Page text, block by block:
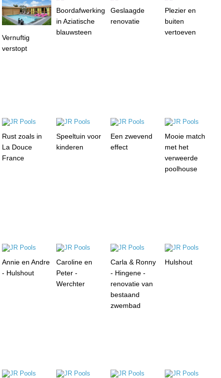
Vernuftig
verstopt
Boordafwerking
in Aziatische
blauwsteen
Geslaagde
renovatie
Plezier en
buiten
vertoeven
Rust zoals in
La Douce
France
Speeltuin voor
kinderen
Een zwevend
effect
Mooie match
met het
verweerde
poolhouse
Annie en Andre
- Hulshout
Caroline en
Peter -
Werchter
Carla & Ronny
- Hingene -
renovatie van
bestaand
zwembad
Hulshout